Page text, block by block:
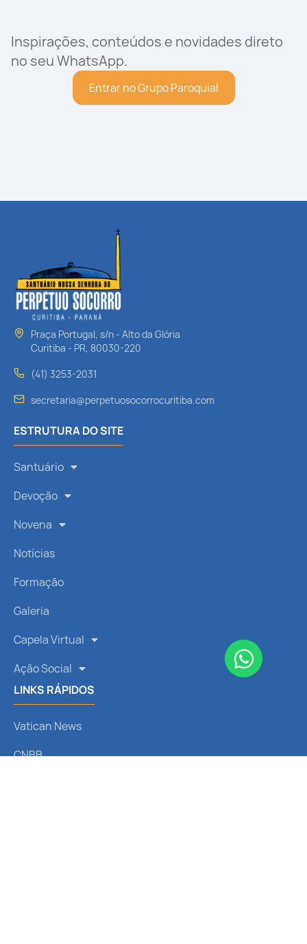
Inspirações, conteúdos e novidades direto
no seu WhatsApp.
Entrar no Grupo Paroquial
Praça Portugal, s/n - Alto da Glória
Curitiba - PR, 80030-220
(41) 3253-2031
secretaria@perpetuosocorrocuritiba.com
ESTRUTURA DO SITE
Santuário
Devoção
Novena
Notícias
Formação
Galeria
Capela Virtual
Ação Social
LINKS RÁPIDOS
Vatican News
CNBB